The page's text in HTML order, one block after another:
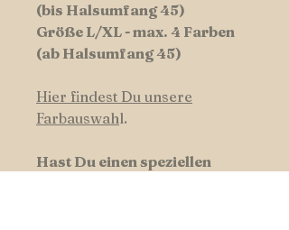
(bis Halsumfang 45)
Größe L/XL - max. 4 Farben
(ab Halsumfang 45)
Hier findest Du unsere
Farbauswahl.
Hast Du einen speziellen